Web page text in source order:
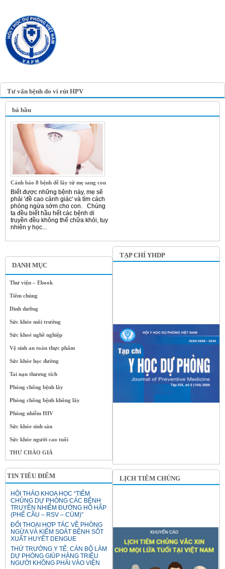
Tư vấn bệnh do vi rút HPV
DANH MỤC
Thư viện – Ebook
Tiêm chủng
Dinh dưỡng
Sức khỏe môi trường
Sức khoẻ nghề nghiệp
Vệ sinh an toàn thực phẩm
Sức khỏe học đường
Tai nạn thương tích
Phòng chống bệnh lây
Phòng chống bệnh không lây
Phòng nhiễm HIV
Sức khỏe sinh sản
Sức khỏe người cao tuổi
THƯ CHÀO GIÁ
TIN TIÊU ĐIỂM
HỘI THẢO KHOA HỌC “TIÊM
CHỦNG DỰ PHÒNG CÁC BỆNH
TRUYỀN NHIỄM ĐƯỜNG HÔ HẤP
(PHẾ CẦU – RSV – CÚM)”
ĐỐI THOẠI HỢP TÁC VỀ PHÒNG
NGỪA VÀ KIỂM SOÁT BỆNH SỐT
XUẤT HUYẾT DENGUE
THỨ TRƯỞNG Y TẾ: CÁN BỘ LÀM
DỰ PHÒNG GIÚP HÀNG TRIỆU
NGƯỜI KHÔNG PHẢI VÀO VIỆN
bà bầu
Cảnh báo 8 bệnh dễ lây từ mẹ sang con
Biết được những bệnh này, mẹ sẽ
phải 'đề cao cảnh giác' và tìm cách
phòng ngừa sớm cho con. Chúng
ta đều biết hầu hết các bệnh di
truyền đều không thể chữa khỏi, tuy
nhiên y học...
TẠP CHÍ YHDP
LỊCH TIÊM CHỦNG